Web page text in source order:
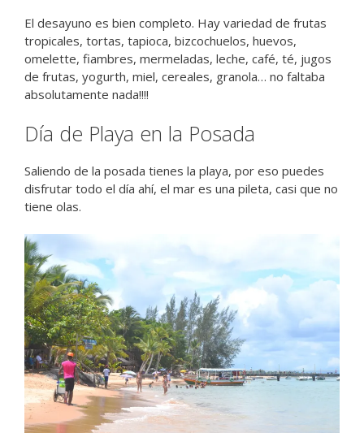
El desayuno es bien completo. Hay variedad de frutas
tropicales, tortas, tapioca, bizcochuelos, huevos,
omelette, fiambres, mermeladas, leche, café, té, jugos
de frutas, yogurth, miel, cereales, granola… no faltaba
absolutamente nada!!!!
Día de Playa en la Posada
Saliendo de la posada tienes la playa, por eso puedes
disfrutar todo el día ahí, el mar es una pileta, casi que no
tiene olas.